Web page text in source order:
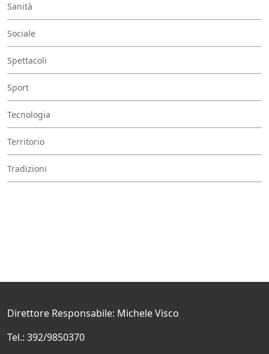
Sanità
Sociale
Spettacoli
Sport
Tecnologia
Territorio
Tradizioni
Direttore Responsabile: Michele Visco
Tel.: 392/9850370